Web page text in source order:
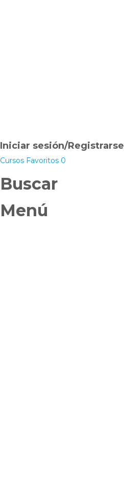
Iniciar sesión/Registrarse
Cursos Favoritos 0
Buscar
Menú